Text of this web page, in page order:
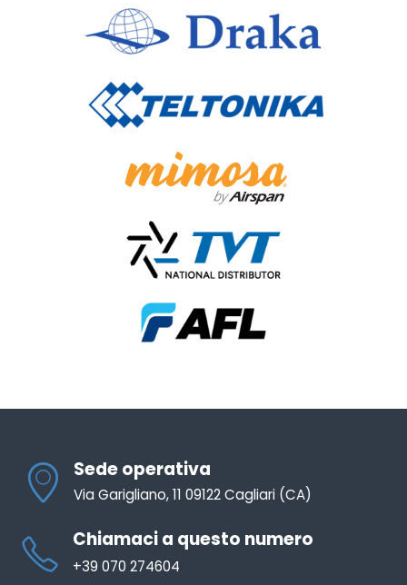
Sede operativa
Via Garigliano, 11 09122 Cagliari (CA)
Chiamaci a questo numero
+39 070 274604